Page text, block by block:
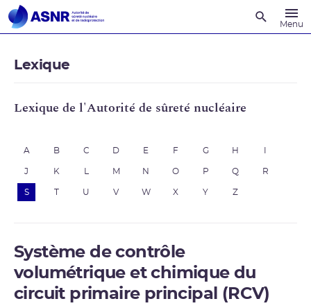
Menu
Lexique
Lexique de l'Autorité de sûreté nucléaire
A B C D E F G H
J K M N O P Q R
S U V W X Y Z
Système de contrôle
volumétrique et chimique du
circuit primaire principal (RCV)